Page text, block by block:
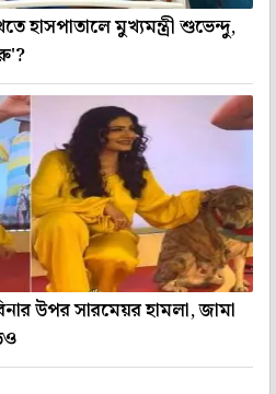
হাসপাতালে মুখ্যমন্ত্রী শুভেন্দু,
উপর সারমেয়র হামলা, জামা